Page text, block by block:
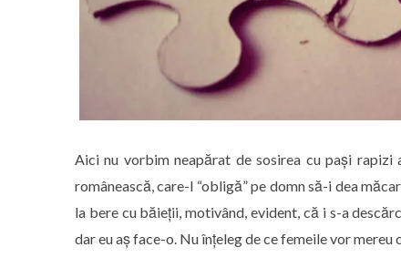
Aici nu vorbim neapărat de sosirea cu pași
românească, care-l “obligă” pe domn să-i dea
la bere cu băieții, motivând, evident, că i s-a
dar eu aș face-o. Nu înțeleg de ce femeile vor mereu